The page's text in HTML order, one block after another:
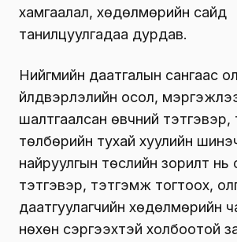
хамгаалал, хөдөлмөрийн сайд
танилцуулгадаа дурдав.
Нийгмийн даатгалын сангаас
үйлдвэрлэлийн осол,
шалтгаалсан өвчний
төлбөрийн тухай хуулийн
найруулгын төслийн зорилт нь
тэтгэвэр, тэтгэмж тогтоох,
даатгуулагчийн хөдөлмөрийн
нөхөн сэргээхтэй холбоотой